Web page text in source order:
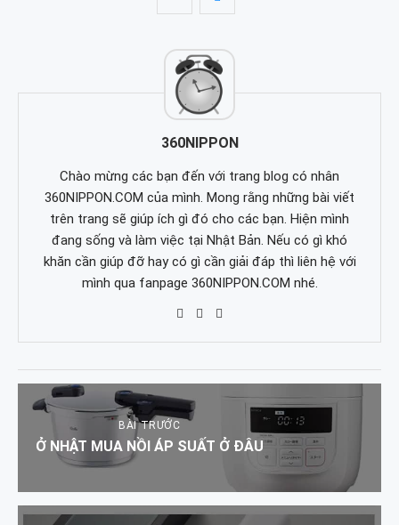
360NIPPON
Chào mừng các bạn đến với trang blog có nhân
360NIPPON.COM của mình. Mong rằng những bài viết
trên trang sẽ giúp ích gì đó cho các bạn. Hiện mình
đang sống và làm việc tại Nhật Bản. Nếu có gì khó
khăn cần giúp đỡ hay có gì cần giải đáp thì liên hệ với
mình qua fanpage 360NIPPON.COM nhé.
BÀI TRƯỚC
Ở NHẬT MUA NỒI ÁP SUẤT Ở ĐÂU